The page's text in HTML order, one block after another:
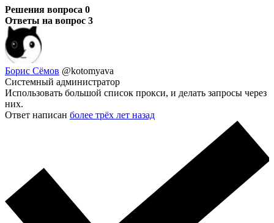
Решения вопроса 0
Ответы на вопрос 3
Борис Сёмов @kotomyava
Системный администратор
Использовать большой список прокси, и делать запросы через
них.
Ответ написан более трёх лет назад